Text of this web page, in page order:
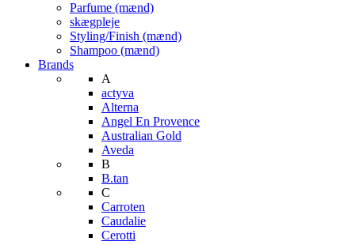
Parfume (mænd)
skægpleje
Styling/Finish (mænd)
Shampoo (mænd)
Brands
A
actyva
Alterna
Angel En Provence
Australian Gold
Aveda
B
B.tan
C
Carroten
Caudalie
Cerotti